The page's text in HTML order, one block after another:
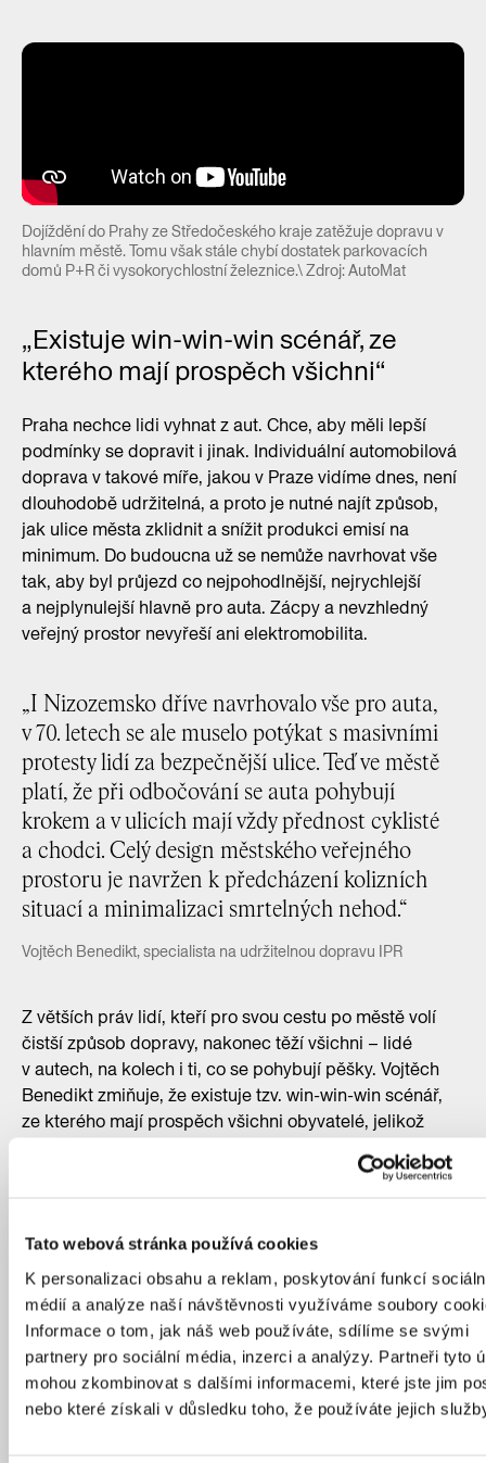
Tato webová stránka používá cookies
K personalizaci obsahu a reklam, poskytování funkcí
médií a analýze naší návštěvnosti využíváme soubory
Informace o tom, jak náš web používáte, sdílíme se svými
partnery pro sociální média, inzerci a analýzy. Partneři tyto
mohou zkombinovat s dalšími informacemi, které jste jim
nebo které získali v důsledku toho, že používáte jejich
Dojíždění do Prahy ze Středočeského kraje zatěžuje dopravu v
hlavním městě. Tomu však stále chybí dostatek parkovacích
domů P+R či vysokorychlostní železnice.\ Zdroj: AutoMat
„Existuje win-win-win scénář, ze
kterého mají prospěch všichni“
Praha nechce lidi vyhnat z aut. Chce, aby měli lepší
podmínky se dopravit i jinak. Individuální automobilová
doprava v takové míře, jakou v Praze vidíme dnes, není
dlouhodobě udržitelná, a proto je nutné najít způsob,
jak ulice města zklidnit a snížit produkci emisí na
minimum. Do budoucna už se nemůže navrhovat vše
tak, aby byl průjezd co nejpohodlnější, nejrychlejší
a nejplynulejší hlavně pro auta. Zácpy a nevzhledný
veřejný prostor nevyřeší ani elektromobilita.
„I Nizozemsko dříve navrhovalo vše pro auta,
v 70. letech se ale muselo potýkat s masivními
protesty lidí za bezpečnější ulice. Teď ve městě
platí, že při odbočování se auta pohybují
krokem a v ulicích mají vždy přednost cyklisté
a chodci. Celý design městského veřejného
prostoru je navržen k předcházení kolizních
situací a minimalizaci smrtelných nehod.“
Vojtěch Benedikt, specialista na udržitelnou dopravu IPR
Z větších práv lidí, kteří pro svou cestu po městě volí
čistší způsob dopravy, nakonec těží všichni – lidé
v autech, na kolech i ti, co se pohybují pěšky. Vojtěch
Benedikt zmiňuje, že existuje tzv. win-win-win scénář,
ze kterého mají prospěch všichni obyvatelé, jelikož
podle ankety Waze vychází Nizozemsko jako země
bezpečí, a k tomu teď Praha zavádí různé kroky.
Nedávno přijatá změna v zákoně o odstupu automobilu
od kola ve vzdálenosti 1,5 metru je jedním z nich.
Cyklisté kolem sebe nemají vrstvy plechu, a tak
potřebují mít jistotu, že je auto nesrazí například
zrcátkem. Praha také úspěšně pokračuje v rozvoji
bikesharingu a cyklopruhů či cyklostezek, které lidem
dávají možnost oddělit jízdu od automobilové dopravy,